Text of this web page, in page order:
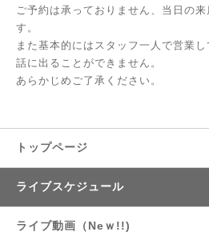
ご予約は承っておりません、当日の
す。
また基本的にはスタッフ一人で営業
話に出ることができません。
あらかじめご了承ください。
トップページ
ライブスケジュール
ライブ動画（Neｗ!!)